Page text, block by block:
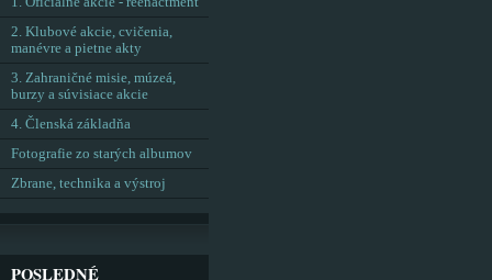
2. Klubové akcie, cvičenia,
manévre a pietne akty
3. Zahraničné misie, múzeá,
burzy a súvisiace akcie
4. Členská základňa
Fotografie zo starých albumov
Zbrane, technika a výstroj
POSLEDNÉ